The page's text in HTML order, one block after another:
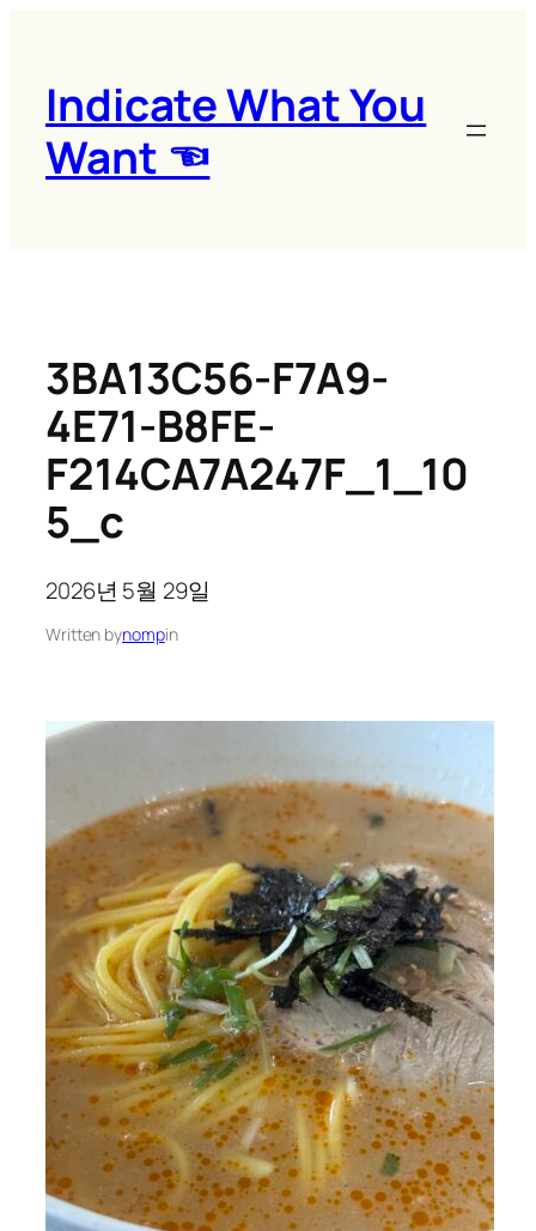
Indicate What You
Want ☜
3BA13C56-F7A9-
4E71-B8FE-
F214CA7A247F_1_10
5_c
2026년 5월 29일
Written bynompin